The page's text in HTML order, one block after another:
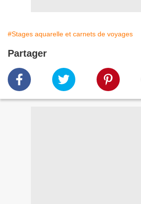
#Stages aquarelle et carnets de voyages
Partager